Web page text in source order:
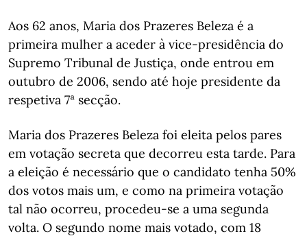
Aos 62 anos, Maria dos Prazeres Beleza é a
primeira mulher a aceder à vice-presidência do
Supremo Tribunal de Justiça, onde entrou em
outubro de 2006, sendo até hoje presidente da
respetiva 7ª secção.
Maria dos Prazeres Beleza foi eleita pelos pares
em votação secreta que decorreu esta tarde. Para
a eleição é necessário que o candidato tenha 50%
dos votos mais um, e como na primeira votação
tal não ocorreu, procedeu-se a uma segunda
volta. O segundo nome mais votado, com 18